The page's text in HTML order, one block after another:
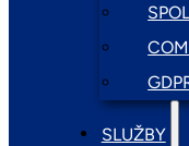
SLUŽBY